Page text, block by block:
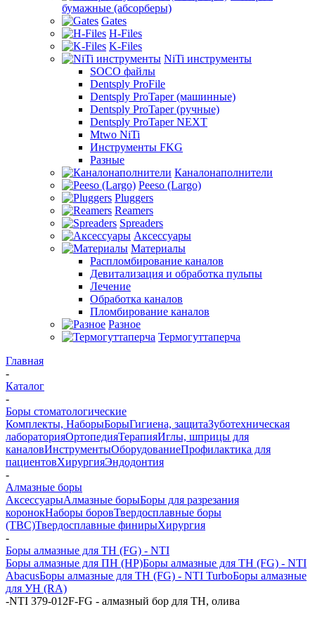
бумажные (абсорберы)
Gates
H-Files
K-Files
NiTi инструменты
SOCO файлы
Dentsply ProFile
Dentsply ProTaper (машинные)
Dentsply ProTaper (ручные)
Dentsply ProTaper NEXT
Mtwo NiTi
Инструменты FKG
Разные
Каналонаполнители
Peeso (Largo)
Pluggers
Reamers
Spreaders
Аксессуары
Материалы
Распломбирование каналов
Девитализация и обработка пульпы
Лечение
Обработка каналов
Пломбирование каналов
Разное
Термогуттаперча
Главная
-
Каталог
-
Боры стоматологические
Комплекты, НаборыБорыГигиена, защитаЗуботехническая
лабораторияОртопедияТерапияИглы, шприцы для
каналовИнструментыОборудованиеПрофилактика для
пациентовХирургияЭндодонтия
-
Алмазные боры
АксессуарыАлмазные борыБоры для разрезания
коронокНаборы боровТвердосплавные боры
(ТВС)Твердосплавные финирыХирургия
-
Боры алмазные для ТН (FG) - NTI
Боры алмазные для ПН (HP)Боры алмазные для ТН (FG) - NTI
AbacusБоры алмазные для ТН (FG) - NTI TurboБоры алмазные
для УН (RA)
-NTI 379-012F-FG - алмазный бор для ТН, олива